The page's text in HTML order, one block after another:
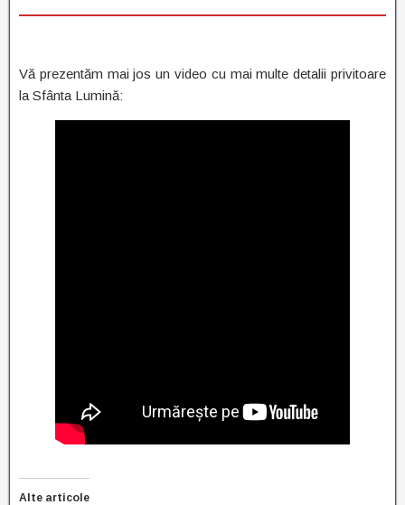
Vă prezentăm mai jos un video cu mai multe detalii privitoare
la Sfânta Lumină:
Alte articole